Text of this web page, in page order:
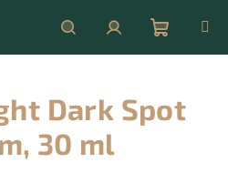
HledatPřihlášeníNákupní
košík
Dark Spot
30 ml